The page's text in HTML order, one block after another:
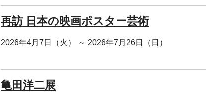
再訪 日本の映画ポスター芸術
2026年4月7日（火） ～ 2026年7月26日（日）
亀田洋二展